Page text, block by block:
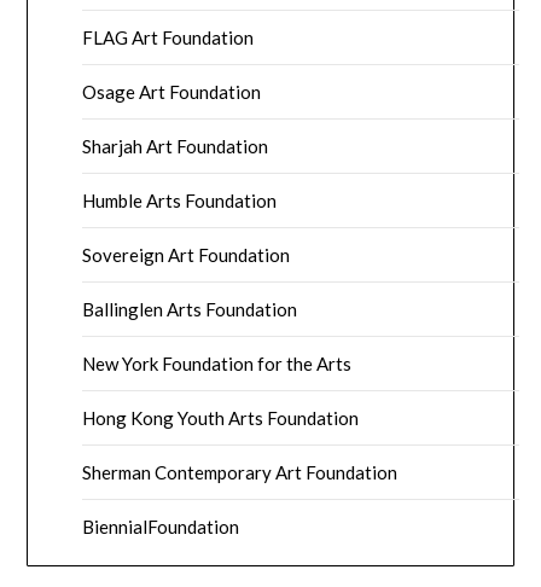
FLAG Art Foundation
Osage Art Foundation
Sharjah Art Foundation
Humble Arts Foundation
Sovereign Art Foundation
Ballinglen Arts Foundation
New York Foundation for the Arts
Hong Kong Youth Arts Foundation
Sherman Contemporary Art Foundation
BiennialFoundation